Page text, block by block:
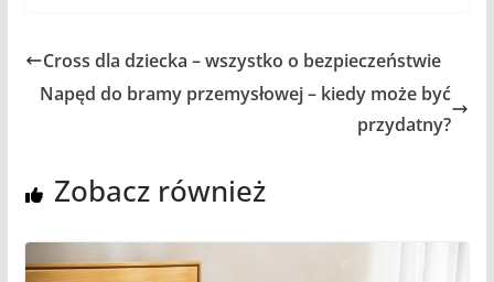
Cross dla dziecka – wszystko o bezpieczeństwie
Napęd do bramy przemysłowej – kiedy może być
przydatny?
Zobacz również